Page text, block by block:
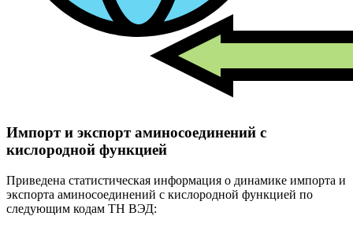
Импорт и экспорт аминосоединений с
кислородной функцией
Приведена статистическая информация о динамике импорта и
экспорта аминосоединений с кислородной функцией по
следующим кодам ТН ВЭД: